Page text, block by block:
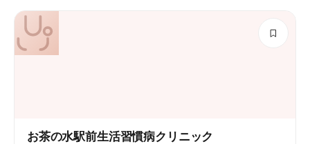
お茶の水駅前生活習慣病クリニック